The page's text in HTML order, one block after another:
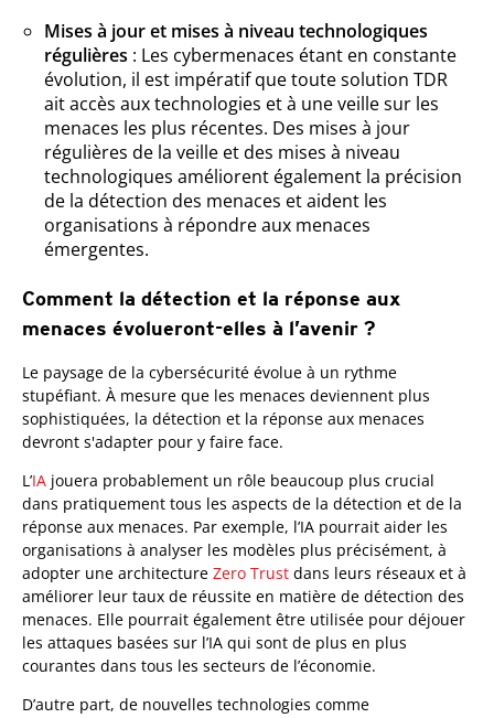
Mises à jour et mises à niveau technologiques
régulières : Les cybermenaces étant en constante
évolution, il est impératif que toute solution TDR
ait accès aux technologies et à une veille sur les
menaces les plus récentes. Des mises à jour
régulières de la veille et des mises à niveau
technologiques améliorent également la précision
de la détection des menaces et aident les
organisations à répondre aux menaces
émergentes.
Comment la détection et la réponse aux
menaces évolueront-elles à l’avenir ?
Le paysage de la cybersécurité évolue à un rythme
stupéfiant. À mesure que les menaces deviennent plus
sophistiquées, la détection et la réponse aux menaces
devront s'adapter pour y faire face.
L’IA jouera probablement un rôle beaucoup plus crucial
dans pratiquement tous les aspects de la détection et de la
réponse aux menaces. Par exemple, l’IA pourrait aider les
organisations à analyser les modèles plus précisément, à
adopter une architecture Zero Trust dans leurs réseaux et à
améliorer leur taux de réussite en matière de détection des
menaces. Elle pourrait également être utilisée pour déjouer
les attaques basées sur l’IA qui sont de plus en plus
courantes dans tous les secteurs de l’économie.
D’autre part, de nouvelles technologies comme